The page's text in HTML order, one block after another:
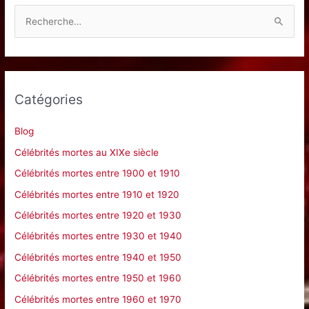
h
r
:
Catégories
Blog
Célébrités mortes au XIXe siècle
Célébrités mortes entre 1900 et 1910
Célébrités mortes entre 1910 et 1920
Célébrités mortes entre 1920 et 1930
Célébrités mortes entre 1930 et 1940
Célébrités mortes entre 1940 et 1950
Célébrités mortes entre 1950 et 1960
Célébrités mortes entre 1960 et 1970